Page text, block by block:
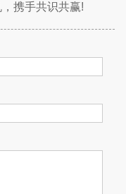
携手共识共赢!